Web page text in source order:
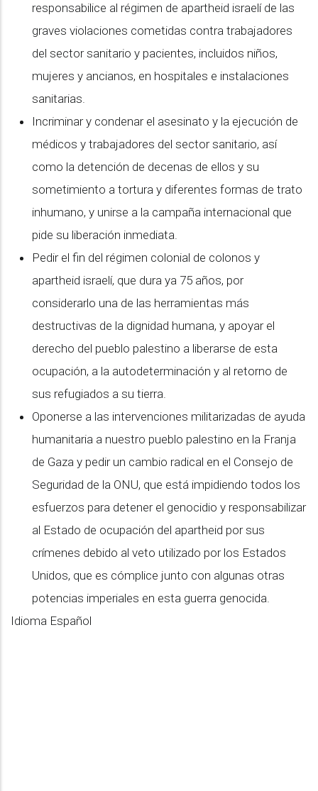
responsabilice al régimen de apartheid israelí de las
graves violaciones cometidas contra trabajadores
del sector sanitario y pacientes, incluidos niños,
mujeres y ancianos, en hospitales e instalaciones
sanitarias.
Incriminar y condenar el asesinato y la ejecución de
médicos y trabajadores del sector sanitario, así
como la detención de decenas de ellos y su
sometimiento a tortura y diferentes formas de trato
inhumano, y unirse a la campaña internacional que
pide su liberación inmediata.
Pedir el fin del régimen colonial de colonos y
apartheid israelí, que dura ya 75 años, por
considerarlo una de las herramientas más
destructivas de la dignidad humana, y apoyar el
derecho del pueblo palestino a liberarse de esta
ocupación, a la autodeterminación y al retorno de
sus refugiados a su tierra.
Oponerse a las intervenciones militarizadas de ayuda
humanitaria a nuestro pueblo palestino en la Franja
de Gaza y pedir un cambio radical en el Consejo de
Seguridad de la ONU, que está impidiendo todos los
esfuerzos para detener el genocidio y responsabilizar
al Estado de ocupación del apartheid por sus
crímenes debido al veto utilizado por los Estados
Unidos, que es cómplice junto con algunas otras
potencias imperiales en esta guerra genocida.
Idioma Español